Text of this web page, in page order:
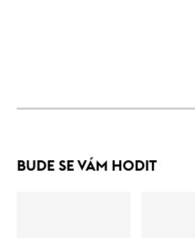
BUDE SE VÁM HODIT